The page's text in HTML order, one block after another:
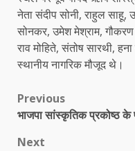
नेता संदीप सोनी, राहुल
सोनकर, उमेश मेश्राम, गौकरण
राव मोहिते, संतोष सारथी,
स्थानीय नागरिक मौजूद थे।
Post
navigation
Previous
भाजपा सांस्कृतिक प्रकोष्ठ
Next